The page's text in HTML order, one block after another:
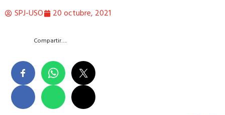
SPJ-USO 20 octubre, 2021
Compartir….